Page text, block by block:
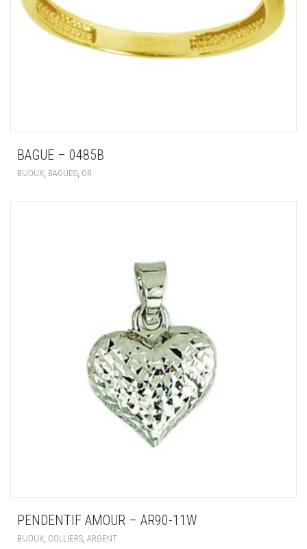
BAGUE – 0485B
BIJOUX BAGUES OR
PENDENTIF AMOUR – AR90-11W
BIJOUX COLLIERS ARGENT